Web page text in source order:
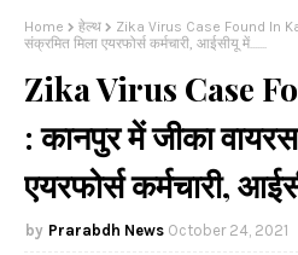
Home हेल्थ
Zika Virus Case Found In
संक्रमित मिला एयरफोर्स कर्मचारी, आईसीयू में.......
Zika Virus Case
: कानपुर में जीका
एयरफोर्स कर्मचारी,
Prarabdh News October 24, 2021